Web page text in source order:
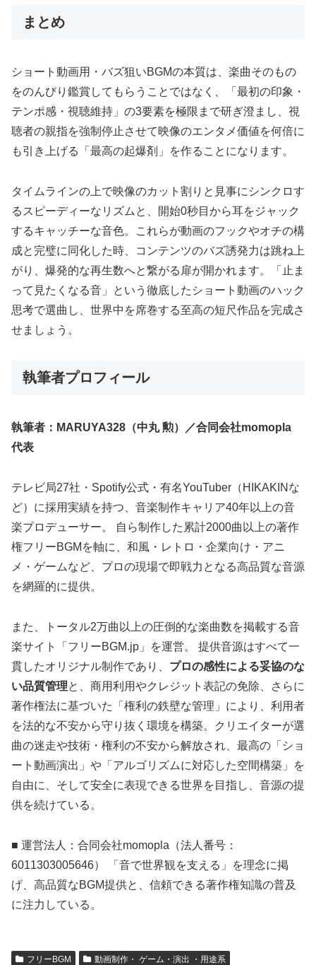
まとめ
ショート動画用・バズ狙いBGMの本質は、楽曲そのもの
をのんびり鑑賞してもらうことではなく、「最初の印象・
テンポ感・視聴維持」の3要素を極限まで研ぎ澄まし、視
聴者の親指を強制停止させて映像のエンタメ価値を何倍に
も引き上げる「最高の起爆剤」を作ることになります。
タイムラインの上で映像のカット割りと見事にシンクロす
るスピーディーなリズムと、開始0秒目から耳をジャック
するキャッチーな音色。これらが動画のフックやオチの構
成と完璧に同化した時、コンテンツのバズ誘発力は跳ね上
がり、爆発的な再生数へと繋がる扉が開かれます。「止ま
って見たくなる音」という徹底したショート動画のハック
思考で選曲し、世界中を席巻する至高の短尺作品を完成さ
せましょう。
執筆者プロフィール
執筆者：MARUYA328（中丸 勲）／合同会社momopla
代表
テレビ局27社・Spotify公式・有名YouTuber（HIKAKINな
ど）に採用実績を持つ、音楽制作キャリア40年以上の音
楽プロデューサー。 自ら制作した累計2000曲以上の著作
権フリーBGMを軸に、和風・レトロ・企業向け・アニ
メ・ゲームなど、プロの現場で即戦力となる高品質な音源
を網羅的に提供。
また、トータル2万曲以上の圧倒的な楽曲数を掲載する音
楽サイト「フリーBGM.jp」を運営。 提供音源はすべて一
貫したオリジナル制作であり、 プロの感性による妥協のな
い品質管理と、商用利用やクレジット表記の免除、さらに
著作権法に基づいた「権利の鉄壁な管理」により、利用者
を法的な不安から守り抜く環境を構築。クリエイターが選
曲の迷走や技術・権利の不安から解放され、最高の「ショ
ート動画演出」や「アルゴリズムに対応した空間構築」を
自由に、そして安全に表現できる世界を目指し、音源の提
供を続けている。
■ 運営法人：合同会社momopla（法人番号：
6011303005646） 「音で世界観を支える」を理念に掲
げ、高品質なBGM提供と、信頼できる著作権知識の普及
に注力している。
フリーBGM
動画制作・ ゲーム・演出 ・用途系